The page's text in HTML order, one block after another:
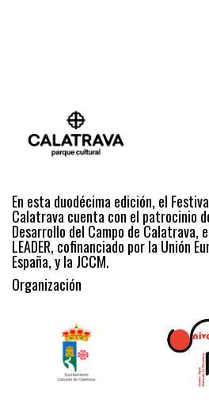
En esta duodécima edición, el
Calatrava cuenta con el patrocinio
Desarrollo del Campo de Calatrava,
LEADER, cofinanciado por la Unión
España, y la JCCM.
Organización